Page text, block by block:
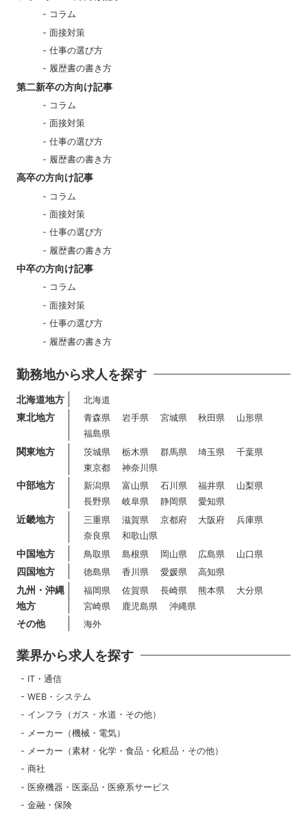
コラム
面接対策
仕事の選び方
履歴書の書き方
第二新卒の方向け記事
コラム
面接対策
仕事の選び方
履歴書の書き方
高卒の方向け記事
コラム
面接対策
仕事の選び方
履歴書の書き方
中卒の方向け記事
コラム
面接対策
仕事の選び方
履歴書の書き方
勤務地から求人を探す
北海道地方 北海道
東北地方 青森県 岩手県 宮城県 秋田県
山形県
福島県
関東地方 茨城県 栃木県 群馬県 埼玉県
千葉県
東京都
神奈川県
中部地方 新潟県 富山県 石川県 福井県
山梨県
長野県
岐阜県 静岡県 愛知県
近畿地方 三重県 滋賀県 京都府 大阪府
兵庫県
奈良県
和歌山県
中国地方 鳥取県 島根県 岡山県 広島県 山口県
四国地方 徳島県 香川県 愛媛県 高知県
九州・沖縄
地方
福岡県 佐賀県 長崎県 熊本県
大分県
宮崎県
鹿児島県 沖縄県
その他 海外
業界から求人を探す
IT・通信
WEB・システム
インフラ（ガス・水道・その他）
メーカー（機械・電気）
メーカー（素材・化学・食品・化粧品・その他）
商社
医療機器・医薬品・医療系サービス
金融・保険